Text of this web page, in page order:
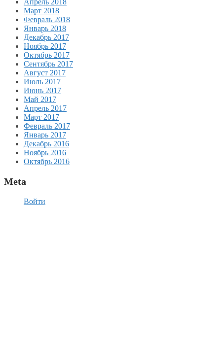
Апрель 2018
Март 2018
Февраль 2018
Январь 2018
Декабрь 2017
Ноябрь 2017
Октябрь 2017
Сентябрь 2017
Август 2017
Июль 2017
Июнь 2017
Май 2017
Апрель 2017
Март 2017
Февраль 2017
Январь 2017
Декабрь 2016
Ноябрь 2016
Октябрь 2016
Meta
Войти